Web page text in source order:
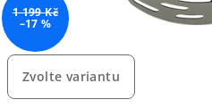
Zvolte variantu
1 199 Kč
–17 %